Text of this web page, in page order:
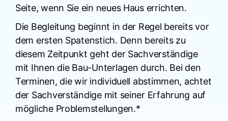
Seite, wenn Sie ein neues Haus errichten.
Die Begleitung beginnt in der Regel bereits vor
dem ersten Spatenstich. Denn bereits zu
diesem Zeitpunkt geht der Sachverständige
mit Ihnen die Bau-Unterlagen durch. Bei den
Terminen, die wir individuell abstimmen, achtet
der Sachverständige mit seiner Erfahrung auf
mögliche Problemstellungen.*